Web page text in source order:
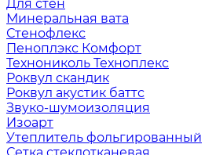
Для стен
Минеральная вата
Стенофлекс
Пеноплэкс Комфорт
Технониколь Техноплекс
Роквул скандик
Роквул акустик баттс
Звуко-шумоизоляция
Изоарт
Утеплитель фольгированный